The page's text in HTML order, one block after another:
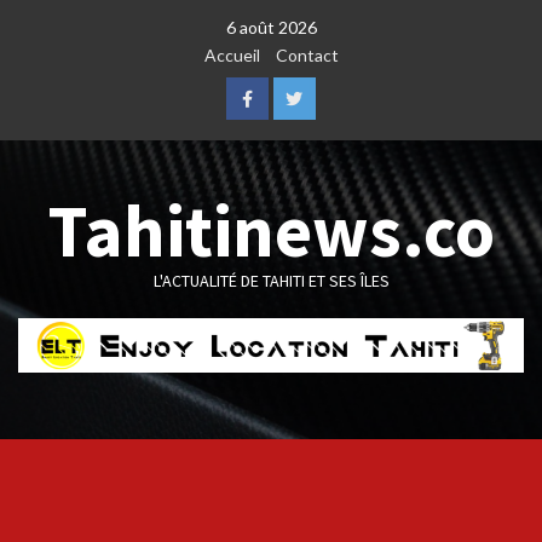
6 août 2026
Accueil
Contact
FacebookTwitter
Tahitinews.co
L'ACTUALITÉ DE TAHITI ET SES ÎLES